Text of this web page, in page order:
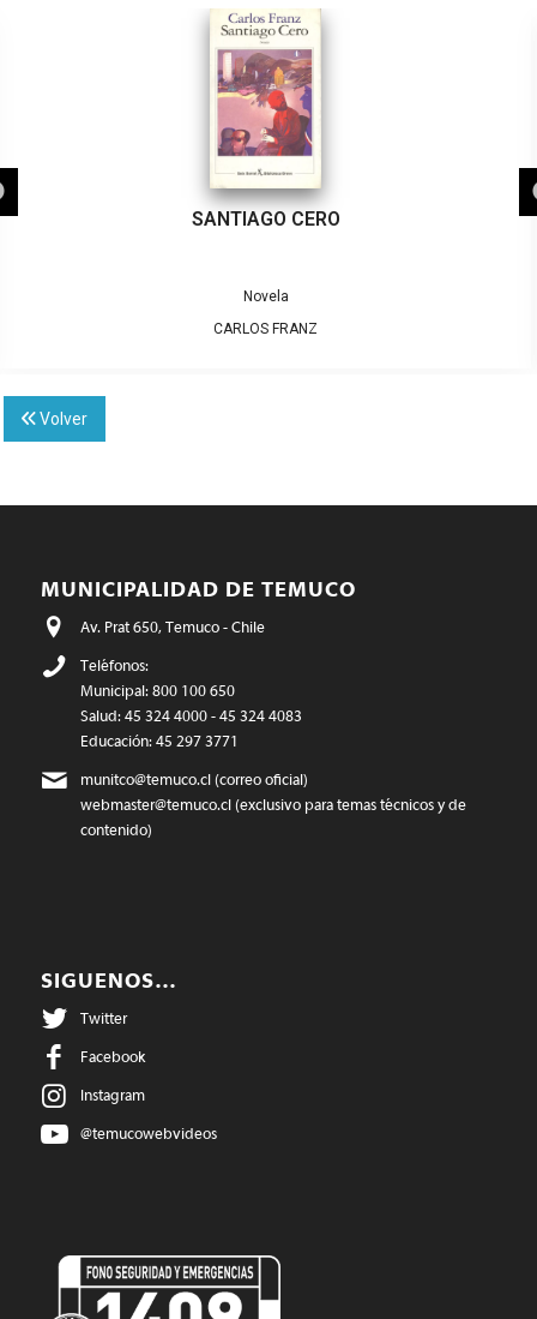
SANTIAGO CERO
Novela
CARLOS FRANZ
Volver
MUNICIPALIDAD DE TEMUCO
Av. Prat 650, Temuco - Chile
Teléfonos:
Municipal: 800 100 650
Salud: 45 324 4000 - 45 324 4083
Educación: 45 297 3771
munitco@temuco.cl(correo oficial)
webmaster@temuco.cl(exclusivo para temas técnicos y de
contenido)
SIGUENOS…
Twitter
Facebook
Instagram
@temucowebvideos